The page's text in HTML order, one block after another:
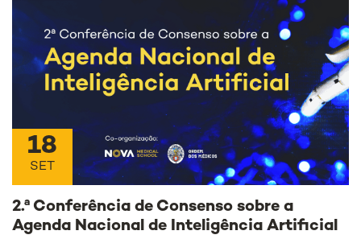
18
SET
2.ª Conferência de Consenso sobre a
Agenda Nacional de Inteligência Artificial